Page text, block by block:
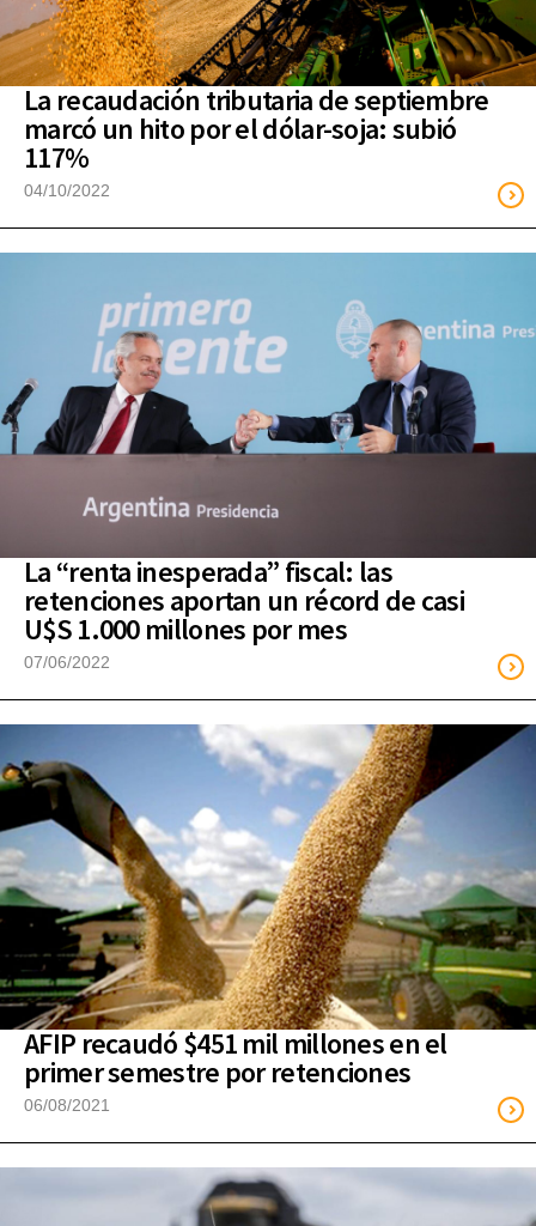
La recaudación tributaria de septiembre
marcó un hito por el dólar-soja: subió
117%
04/10/2022
La “renta inesperada” fiscal: las
retenciones aportan un récord de casi
U$S 1.000 millones por mes
07/06/2022
AFIP recaudó $451 mil millones en el
primer semestre por retenciones
06/08/2021